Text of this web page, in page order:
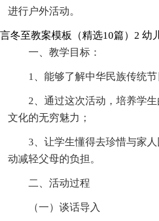
进行户外活动。
言冬至教案模板（精选10篇）2
一、教学目标：
1、能够了解中华民族传统节
2、通过这次活动，培养学
文化的无穷魅力；
3、让学生懂得去珍惜与家
动减轻父母的负担。
二、活动过程
（一）谈话导入
幼